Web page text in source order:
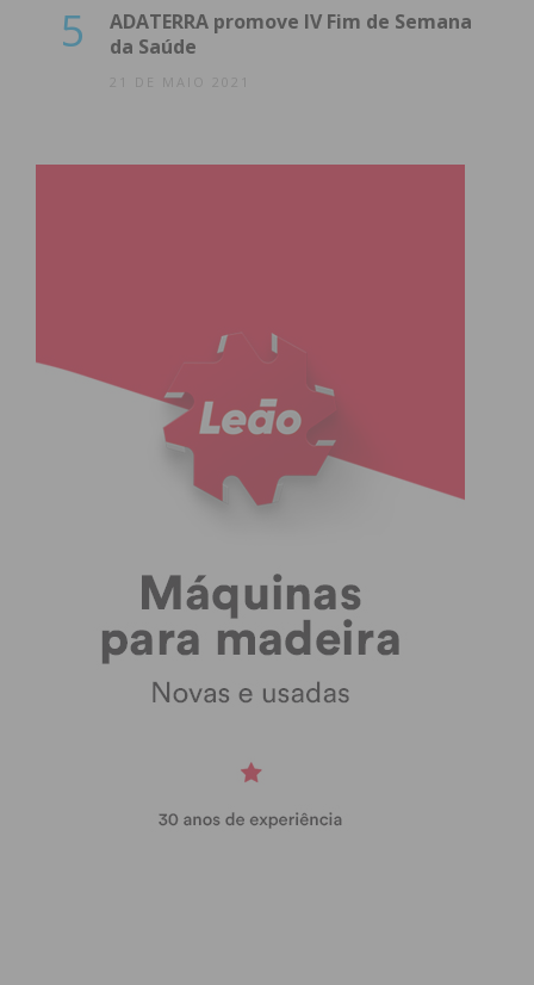
5
ADATERRA promove IV Fim de Semana
da Saúde
21 DE MAIO 2021